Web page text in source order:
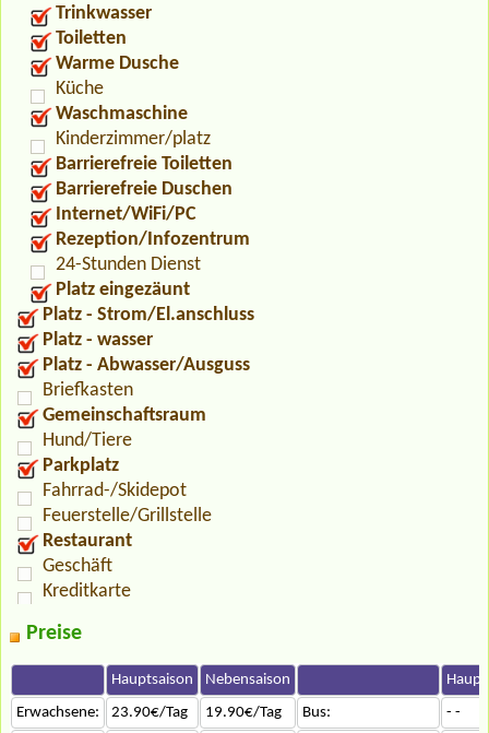
Trinkwasser
Toiletten
Warme Dusche
Küche
Waschmaschine
Kinderzimmer/platz
Barrierefreie Toiletten
Barrierefreie Duschen
Internet/WiFi/PC
Rezeption/Infozentrum
24-Stunden Dienst
Platz eingezäunt
Platz - Strom/El.anschluss
Platz - wasser
Platz - Abwasser/Ausguss
Briefkasten
Gemeinschaftsraum
Hund/Tiere
Parkplatz
Fahrrad-/Skidepot
Feuerstelle/Grillstelle
Restaurant
Geschäft
Kreditkarte
Preise
Hauptsaison Nebensaison
Erwachsene:
23.90€/Tag 19.90€/Tag Bus: - -